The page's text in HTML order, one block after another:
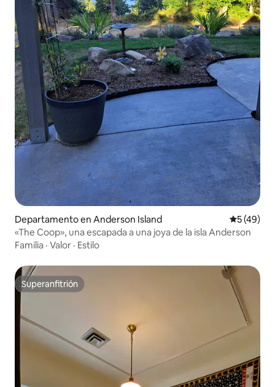
Departamento en Anderson Island
5 (49)
«The Coop», una escapada a una joya de la isla Anderson
Familia · Valor · Estilo
Superanfitrión
Superanfitrión